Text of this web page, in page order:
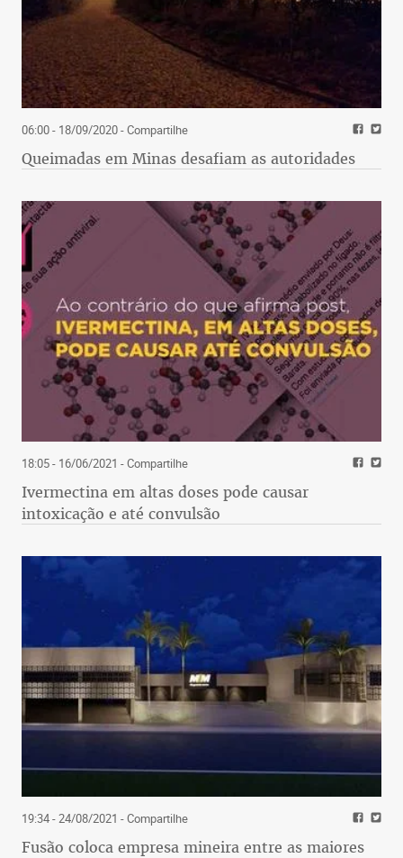
06:00 - 18/09/2020- Compartilhe
Queimadas em Minas desafiam as autoridades
18:05 - 16/06/2021 - Compartilhe
Ivermectina em altas doses pode causar
intoxicação e até convulsão
19:34 - 24/08/2021 - Compartilhe
Fusão coloca empresa mineira entre as maiores